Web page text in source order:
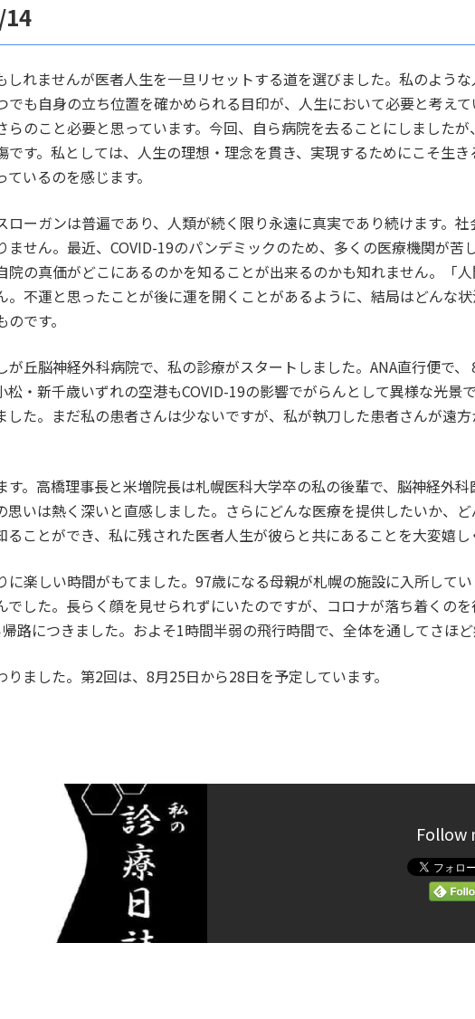
れませんが医者人生を一旦リセットする道を選びました。私のよう
も自身の立ち位置を確かめられる目印が、人生において必要と考え
のこと必要と思っています。今回、自ら病院を去ることにしました
す。私としては、人生の理想・理念を貫き、実現するためにこそ生き
いるのを感じます。
ーガンは普遍であり、人類が続く限り永遠に真実であり続けます。
せん。最近、COVID-19のパンデミックのため、多くの医療機関が苦
の真価がどこにあるのかを知ることが出来るのかも知れません。「
不運と思ったことが後に運を開くことがあるように、結局はどんな
です。
丘脳神経外科病院で、私の診療がスタートしました。ANA直行便で
・新千歳いずれの空港もCOVID-19の影響でがらんとして異様な光景
た。まだ私の患者さんは少ないですが、私が執刀した患者さんが遠
。高橋理事長と米増院長は札幌医科大学卒の私の後輩で、脳神経外
いは熱く深いと直感しました。さらにどんな医療を提供したいか、
ことができ、私に残された医者人生が彼らと共にあることを大変嬉し
楽しい時間がもてました。97歳になる母親が札幌の施設に入所して
した。長らく顔を見せられずにいたのですが、コロナが落ち着くのを
路につきました。およそ1時間半弱の飛行時間で、全体を通してさほど
ました。第2回は、8月25日から28日を予定しています。
Follow